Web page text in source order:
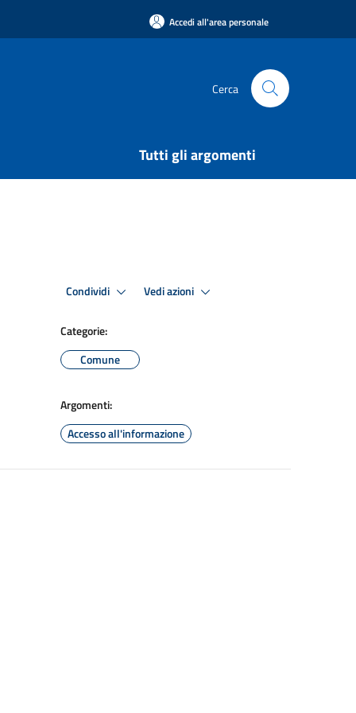
Accedi all'area personale
Cerca
Tutti gli argomenti
Condividi Vedi azioni
Categorie:
Comune
Argomenti:
Accesso all'informazione